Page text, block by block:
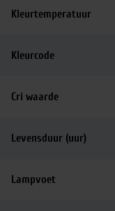
Kleurtemperatuur
Kleurcode
Cri waarde
Levensduur (uur)
Lampvoet